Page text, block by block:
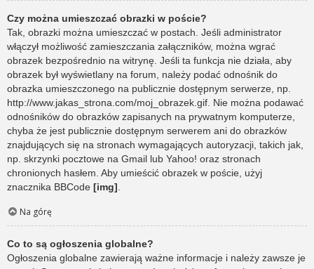
Czy można umieszczać obrazki w poście?
Tak, obrazki można umieszczać w postach. Jeśli administrator
włączył możliwość zamieszczania załączników, można wgrać
obrazek bezpośrednio na witrynę. Jeśli ta funkcja nie działa, aby
obrazek był wyświetlany na forum, należy podać odnośnik do
obrazka umieszczonego na publicznie dostępnym serwerze, np.
http://www.jakas_strona.com/moj_obrazek.gif. Nie można podawać
odnośników do obrazków zapisanych na prywatnym komputerze,
chyba że jest publicznie dostępnym serwerem ani do obrazków
znajdujących się na stronach wymagających autoryzacji, takich jak,
np. skrzynki pocztowe na Gmail lub Yahoo! oraz stronach
chronionych hasłem. Aby umieścić obrazek w poście, użyj
znacznika BBCode [img].
Na górę
Co to są ogłoszenia globalne?
Ogłoszenia globalne zawierają ważne informacje i należy zawsze je